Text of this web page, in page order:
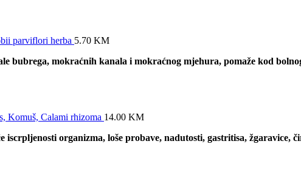
parviflori herba 5.70 KM
bubrega, mokraćnih kanala i mokraćnog mjehura, pomaže kod
Komuš, Calami rhizoma 14.00 KM
iscrpljenosti organizma, loše probave, nadutosti, gastritisa, žgaravice,